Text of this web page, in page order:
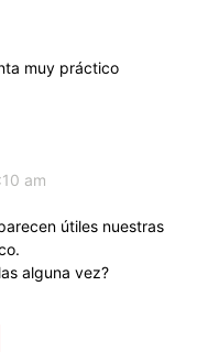
muy práctico
am
útiles nuestras
alguna vez?